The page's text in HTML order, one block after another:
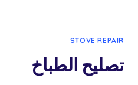
STOVE REPAIR
تصليح الطباخ